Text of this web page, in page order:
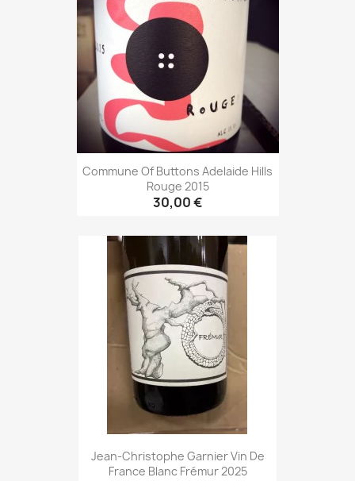
Commune Of Buttons Adelaide Hills
Rouge 2015
30,00 €
Jean-Christophe Garnier Vin De
France Blanc Frémur 2025